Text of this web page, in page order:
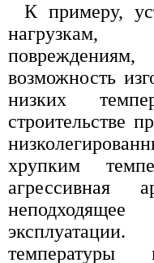
К примеру,
возможность
низких
строительстве
хрупким
агрессивная
температуры